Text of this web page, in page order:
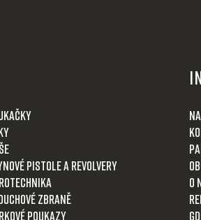
pistole a revolvery
zbraně
poukazy
O